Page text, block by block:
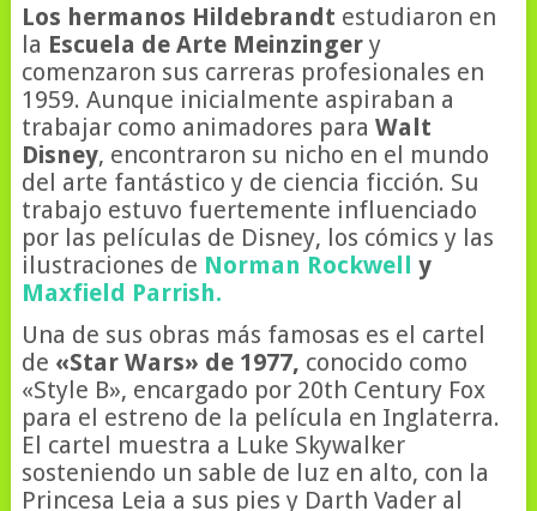
Los hermanos Hildebrandt estudiaron en
la Escuela de Arte Meinzingery
comenzaron sus carreras profesionales en
1959. Aunque inicialmente aspiraban a
trabajar como animadores para Walt
Disney, encontraron su nicho en el mundo
del arte fantástico y de ciencia ficción. Su
trabajo estuvo fuertemente influenciado
por las películas de Disney, los cómics y las
ilustraciones de Norman Rockwell y
Maxfield Parrish.
Una de sus obras más famosas es el cartel
de «Star Wars» de 1977, conocido como
«Style B», encargado por 20th Century Fox
para el estreno de la película en Inglaterra.
El cartel muestra a Luke Skywalker
sosteniendo un sable de luz en alto, con la
Princesa Leia a sus pies y Darth Vader al